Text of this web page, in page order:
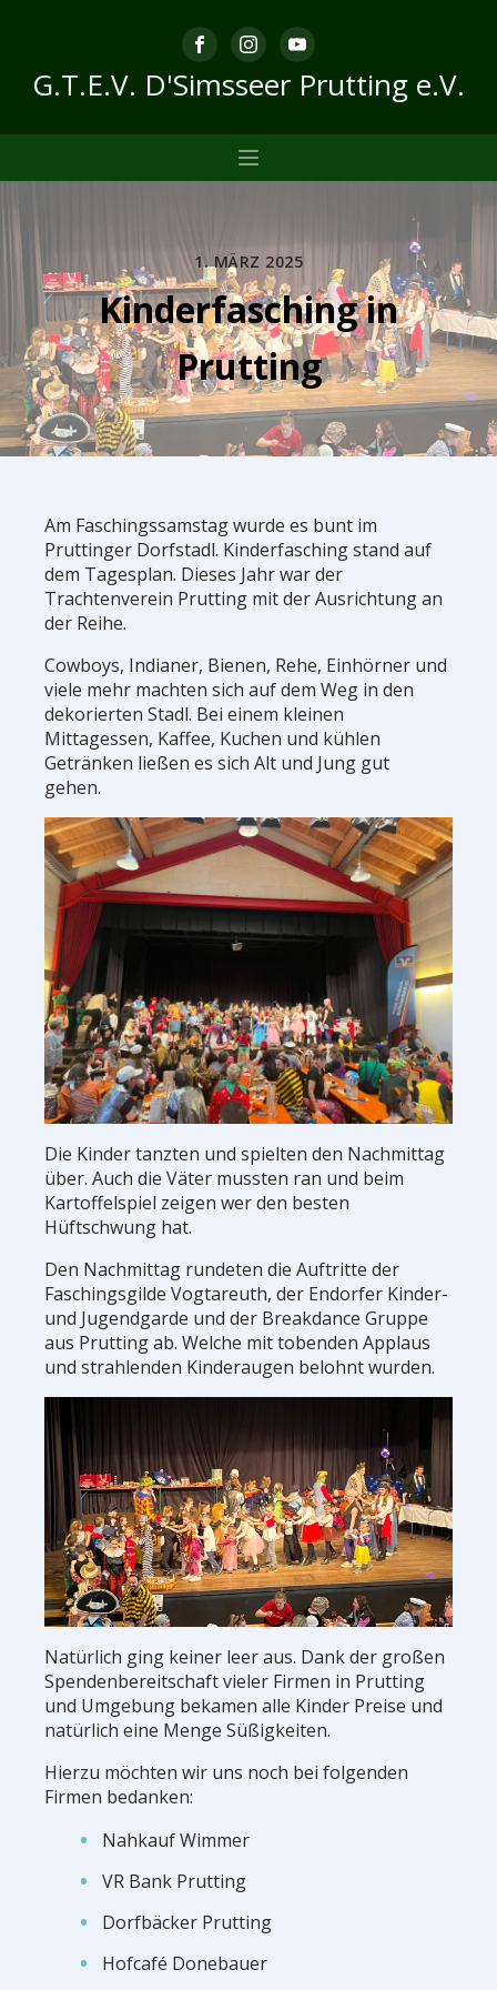
G.T.E.V. D'Simsseer Prutting e.V.
1. MÄRZ 2025
Kinderfasching in
Prutting
Am Faschingssamstag wurde es bunt im
Pruttinger Dorfstadl. Kinderfasching stand auf
dem Tagesplan. Dieses Jahr war der
Trachtenverein Prutting mit der Ausrichtung an
der Reihe.
Cowboys, Indianer, Bienen, Rehe, Einhörner und
viele mehr machten sich auf dem Weg in den
dekorierten Stadl. Bei einem kleinen
Mittagessen, Kaffee, Kuchen und kühlen
Getränken ließen es sich Alt und Jung gut
gehen.
Die Kinder tanzten und spielten den Nachmittag
über. Auch die Väter mussten ran und beim
Kartoffelspiel zeigen wer den besten
Hüftschwung hat.
Den Nachmittag rundeten die Auftritte der
Faschingsgilde Vogtareuth, der Endorfer Kinder-
und Jugendgarde und der Breakdance Gruppe
aus Prutting ab. Welche mit tobenden Applaus
und strahlenden Kinderaugen belohnt wurden.
Natürlich ging keiner leer aus. Dank der großen
Spendenbereitschaft vieler Firmen in Prutting
und Umgebung bekamen alle Kinder Preise und
natürlich eine Menge Süßigkeiten.
Hierzu möchten wir uns noch bei folgenden
Firmen bedanken:
Nahkauf Wimmer
VR Bank Prutting
Dorfbäcker Prutting
Hofcafé Donebauer